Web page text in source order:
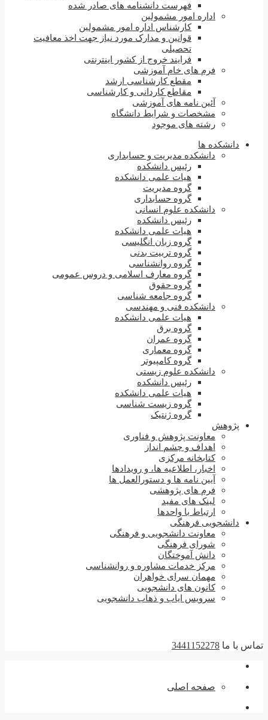
فهرست دانشنامه های صادر شده
اداره امور مشمولین
کارشناس اداره امور مشمولین
قوانین و مدارک مورد نیاز جهت اخذ معافیت
تحصیلی
فرایند خروج از کشور اینترنتی
فرم های خام آموزشی
مقطع کارشناسی ارشد
مقاطع کاردانی و کارشناسی
آئین نامه های آموزشی
مشخصات و شرایط دانشگاه
رشته های موجود
دانشکده ها
دانشکده مدیریت و حسابداری
رئیس دانشکده
هیات علمی دانشکده
گروه مدیریت
گروه حسابداری
دانشکده علوم انسانی
رئیس دانشکده
هیات علمی دانشکده
گروه زبان انگلیسی
گروه تربیت بدنی
گروه روانشناسی
گروه معارف اسلامی و دروس عمومی
گروه حقوق
گروه جامعه شناسی
دانشکده فنی و مهندسی
هیات علمی دانشکده
گروه برق
گروه عمران
گروه معماری
گروه کامپیوتر
دانشکده علوم زیستی
رئیس دانشکده
هیات علمی دانشکده
گروه زیست شناسی
گروه ژنتیک
پژوهش
معاونت پژوهش و فناوری
اهداف و چشم انداز
کتابخانه مرکزی
اخبار، اطلاعیه ها، و رویدادها
آیین نامه ها و دستورالعمل ها
فرم های پژوهشی
لینک های مفید
ارتباط با واحدها
دانشجویی فرهنگی
معاونت دانشجویی و فرهنگی
شورای فرهنگی
دانش آموختگان
مرکز خدمات مشاوره و روانشناسی
مهمان سرای خواهران
کانون های دانشجویی
سرویس ایاب و ذهاب دانشجویی
تماس با ما 3441152278
صفحه اصلی